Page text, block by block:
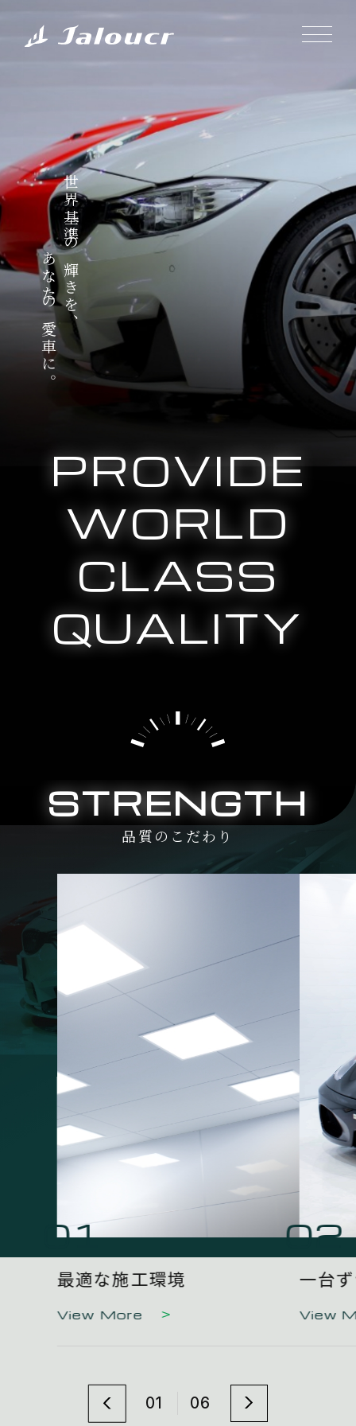
世界基準の輝きを、
あなたの愛車に。
PROVIDE
WORLD
CLASS
QUALITY
STRENGTH
品質のこだわり
01 06
01
最適な施工環境
View More
02
一台
View